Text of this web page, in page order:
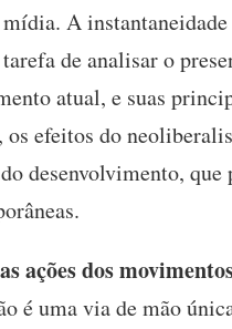
A
de analisar o
atual, e suas
os efeitos do
desenvolvimento,
dos
é uma via de mão